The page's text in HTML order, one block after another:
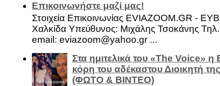
Επικοινωνήστε μαζί μας!
Στοιχεία Επικοινωνίας EVIAZOOM.GR -
Χαλκίδα Υπεύθυνος: Μιχάλης Τσοκάνης
email: eviazoom@yahoo.gr ...
Στα ημιτελικά του «The Voice»
κόρη του αδέκαστου Διοικητή
(ΦΩΤΟ & ΒΙΝΤΕΟ)